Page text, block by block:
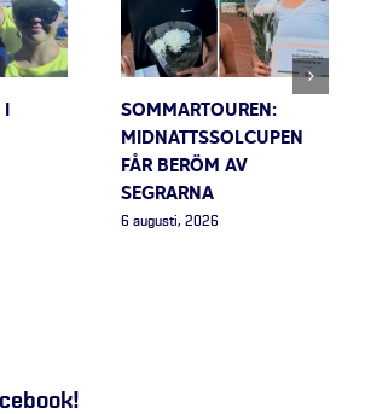
I
SOMMARTOUREN:
MIDNATTSSOLCUPEN
FÅR BERÖM AV
SEGRARNA
6 augusti, 2026